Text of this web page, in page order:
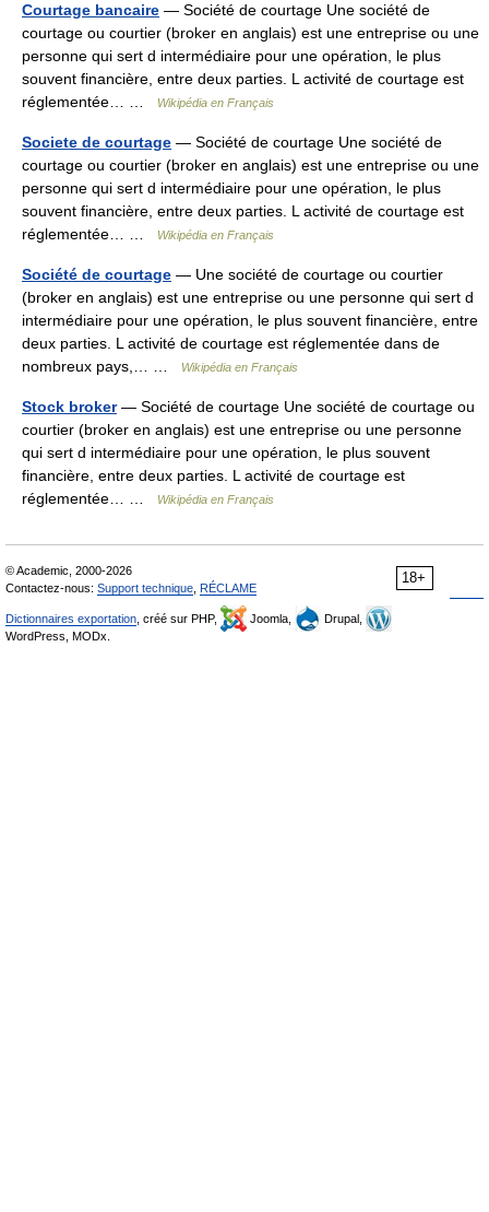
Courtage bancaire — Société de courtage Une société de
courtage ou courtier (broker en anglais) est une entreprise ou une
personne qui sert d intermédiaire pour une opération, le plus
souvent financière, entre deux parties. L activité de courtage est
réglementée… …
Wikipédia en Français
Societe de courtage — Société de courtage Une société de
courtage ou courtier (broker en anglais) est une entreprise ou une
personne qui sert d intermédiaire pour une opération, le plus
souvent financière, entre deux parties. L activité de courtage est
réglementée… …
Wikipédia en Français
Société de courtage — Une société de courtage ou courtier
(broker en anglais) est une entreprise ou une personne qui sert d
intermédiaire pour une opération, le plus souvent financière, entre
deux parties. L activité de courtage est réglementée dans de
nombreux pays,… …
Wikipédia en Français
Stock broker— Société de courtage Une société de courtage ou
courtier (broker en anglais) est une entreprise ou une personne
qui sert d intermédiaire pour une opération, le plus souvent
financière, entre deux parties. L activité de courtage est
réglementée… …
Wikipédia en Français
18+
© Academic, 2000-2026
Contactez-nous: Support technique RÉCLAME
Dictionnaires exportation , créé sur PHP, Joomla,
Drupal,
WordPress, MODx.